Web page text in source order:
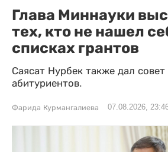
Глава Миннауки
тех, кто не нашел
списках грантов
Саясат Нурбек также дал
абитуриентов.
Фарида Курмангалиева 07.08.2026,